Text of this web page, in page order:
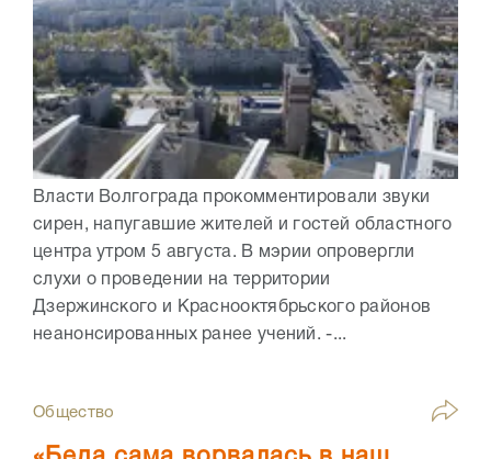
Власти Волгограда прокомментировали звуки
сирен, напугавшие жителей и гостей областного
центра утром 5 августа. В мэрии опровергли
слухи о проведении на территории
Дзержинского и Краснооктябрьского районов
неанонсированных ранее учений. -...
Общество